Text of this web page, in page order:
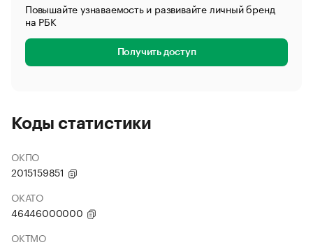
Повышайте узнаваемость и развивайте личный бренд
на РБК
Получить доступ
Коды статистики
ОКПО
2015159851
ОКАТО
46446000000
ОКТМО